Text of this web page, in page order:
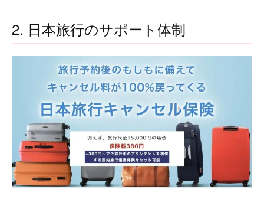
2. 日本旅行のサポート体制